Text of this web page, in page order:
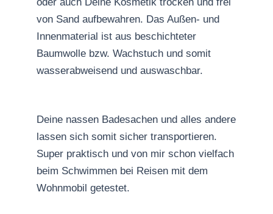
von Sand aufbewahren. Das Außen- und
Innenmaterial ist aus beschichteter
Baumwolle bzw. Wachstuch und somit
wasserabweisend und auswaschbar.
Deine nassen Badesachen und alles andere
lassen sich somit sicher transportieren.
Super praktisch und von mir schon vielfach
beim Schwimmen bei Reisen mit dem
Wohnmobil getestet.